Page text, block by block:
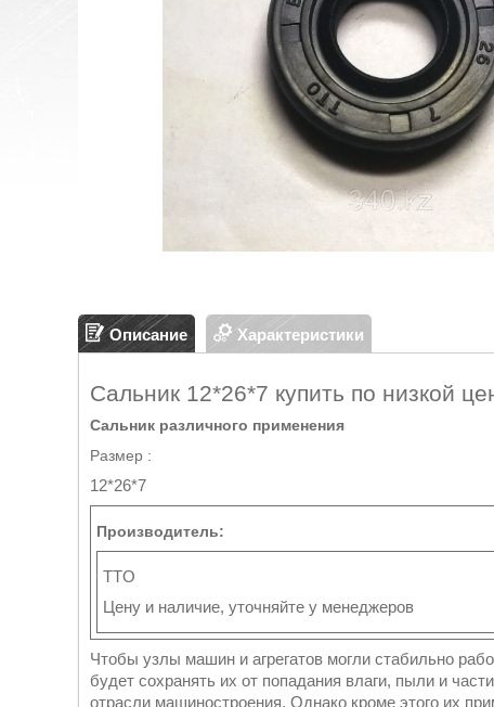
Описание Характеристики
Сальник 12*26*7 купить по низкой
Сальник различного применения
Размер :
12*26*7
Производитель:
TTO
Цену и наличие, уточняйте у менеджеров
Чтобы узлы машин и агрегатов могли стабильно
будет сохранять их от попадания влаги, пыли и
отрасли машиностроения. Однако кроме этого их